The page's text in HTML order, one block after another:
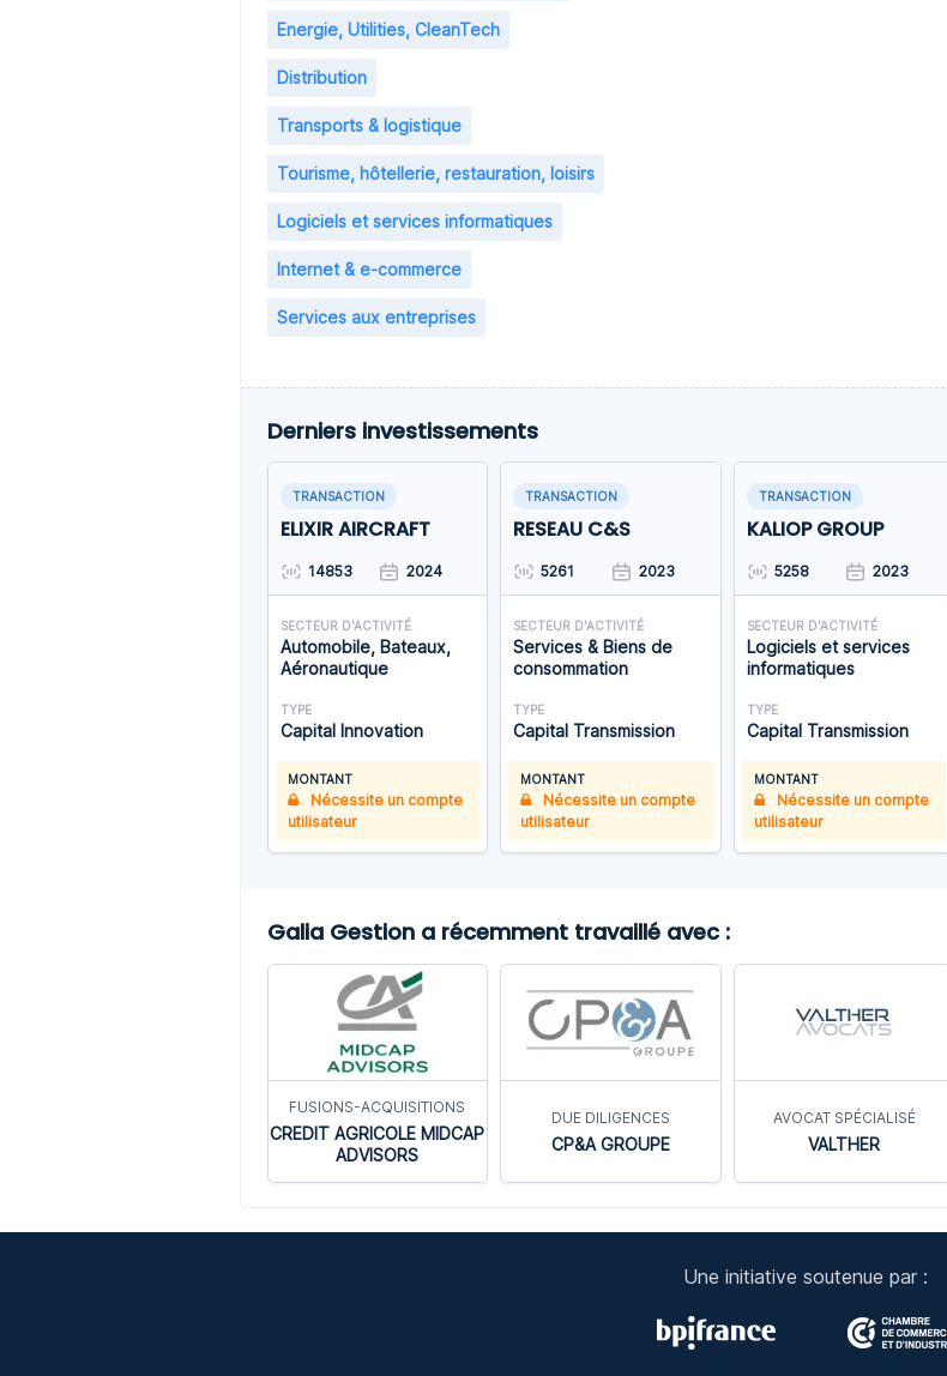
Energie, Utilities, CleanTech
Distribution
Transports & logistique
Tourisme, hôtellerie, restauration, loisirs
Logiciels et services informatiques
Internet & e-commerce
Services aux entreprises
Derniers investissements
TRANSACTION
ELIXIR AIRCRAFT
14853 2024
SECTEUR D'ACTIVITÉ
Automobile, Bateaux,
Aéronautique
TYPE
Capital Innovation
MONTANT
Nécessite un compte
utilisateur
TRANSACTION
RESEAU C&S
5261 2023
SECTEUR D'ACTIVITÉ
Services & Biens de
consommation
TYPE
Capital Transmission
MONTANT
Nécessite un compte
utilisateur
TRANSACTION
KALIOP GROUP
5258 2023
SECTEUR D'ACTIVITÉ
Logiciels et services
informatiques
TYPE
Capital Transmission
MONTANT
Nécessite un compte
utilisateur
Galia Gestion a récemment travaillé avec :
FUSIONS-ACQUISITIONS
CREDIT AGRICOLE MIDCAP
ADVISORS
DUE DILIGENCES
CP&A GROUPE
AVOCAT SPÉCIALISÉ
VALTHER
Une initiative soutenue par :